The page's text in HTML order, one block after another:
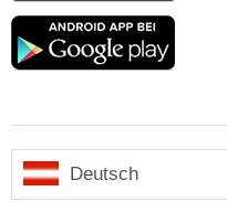
Google
Deutsch